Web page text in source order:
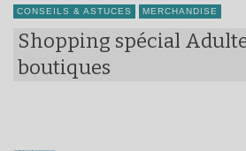
CONSEILS & ASTUCES MERCHANDISE
Shopping spécial
boutiques